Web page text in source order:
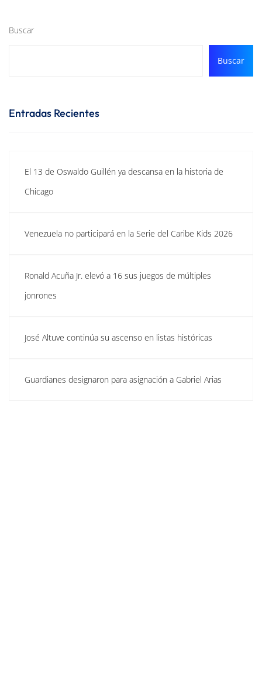
Buscar
Buscar
Entradas Recientes
El 13 de Oswaldo Guillén ya descansa en la historia de
Chicago
Venezuela no participará en la Serie del Caribe Kids 2026
Ronald Acuña Jr. elevó a 16 sus juegos de múltiples
jonrones
José Altuve continúa su ascenso en listas históricas
Guardianes designaron para asignación a Gabriel Arias